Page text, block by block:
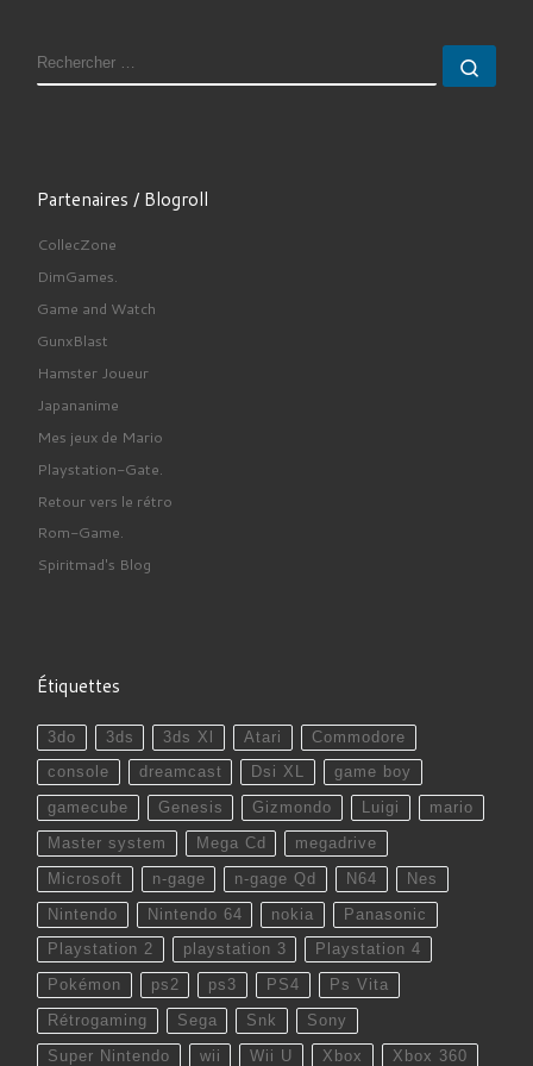
RECHERCHER
Partenaires / Blogroll
CollecZone
DimGames.
Game and Watch
GunxBlast
Hamster Joueur
Japananime
Mes jeux de Mario
Playstation-Gate.
Retour vers le rétro
Rom-Game.
Spiritmad's Blog
Étiquettes
3do 3ds 3ds Xl Atari Commodore
console dreamcast Dsi XL game boy
gamecube Genesis Gizmondo Luigi mario
Master system Mega Cd megadrive
Microsoft n-gage n-gage Qd N64 Nes
Nintendo Nintendo 64 nokia Panasonic
Playstation 2 playstation 3 Playstation 4
Pokémon ps2 ps3 PS4 Ps Vita
Rétrogaming Sega Snk Sony
Super Nintendo wii Wii U Xbox Xbox 360